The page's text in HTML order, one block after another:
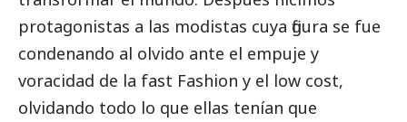
protagonistas a las modistas cuya figura se fue
condenando al olvido ante el empuje y
voracidad de la fast Fashion y el low cost,
olvidando todo lo que ellas tenían que